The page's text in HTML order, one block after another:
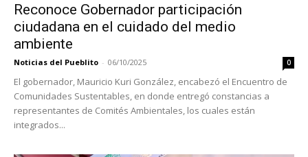
Reconoce Gobernador participación
ciudadana en el cuidado del medio
ambiente
Noticias del Pueblito - 06/10/2025 0
El gobernador, Mauricio Kuri González, encabezó el Encuentro de
Comunidades Sustentables, en donde entregó constancias a
representantes de Comités Ambientales, los cuales están
integrados...